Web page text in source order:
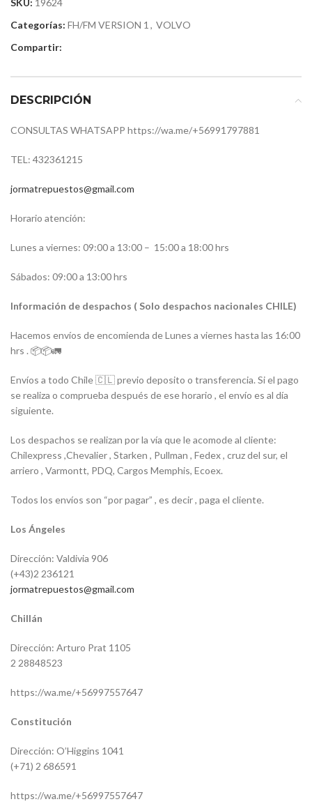
SKU: 19624
Categorías: FH/FM VERSION 1, VOLVO
Compartir:
DESCRIPCIÓN
CONSULTAS WHATSAPP https://wa.me/+56991797881
TEL: 432361215
jormatrepuestos@gmail.com
Horario atención:
Lunes a viernes: 09:00 a 13:00 – 15:00 a 18:00 hrs
Sábados: 09:00 a 13:00 hrs
Información de despachos ( Solo despachos nacionales CHILE)
Hacemos envíos de encomienda de Lunes a viernes hasta las 16:00
hrs . 📦📦🚛
Envíos a todo Chile 🇨🇱 previo deposito o transferencia. Si el pago
se realiza o comprueba después de ese horario , el envío es al día
siguiente.
Los despachos se realizan por la vía que le acomode al cliente:
Chilexpress ,Chevalier , Starken , Pullman , Fedex , cruz del sur, el
arriero , Varmontt, PDQ, Cargos Memphis, Ecoex.
Todos los envíos son “por pagar” , es decir , paga el cliente.
Los Ángeles
Dirección: Valdivia 906
(+43)2 236121
jormatrepuestos@gmail.com
Chillán
Dirección: Arturo Prat 1105
2 28848523
https://wa.me/+56997557647
Constitución
Dirección: O’Higgins 1041
(+71) 2 686591
https://wa.me/+56997557647